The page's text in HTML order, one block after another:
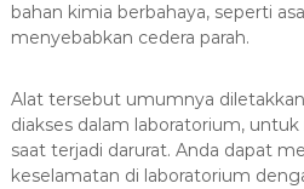
bahan kimia berbahaya, seperti
menyebabkan cedera parah.
Alat tersebut umumnya
diakses dalam laboratorium,
saat terjadi darurat. Anda dapat
keselamatan di laboratorium